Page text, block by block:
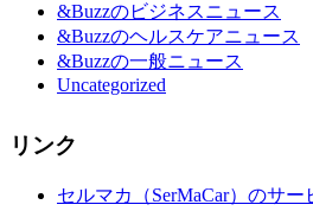
&Buzzのビジネスニュース
&Buzzのヘルスケアニュース
&Buzzの一般ニュース
Uncategorized
リンク
セルマカ（SerMaCar）のサー